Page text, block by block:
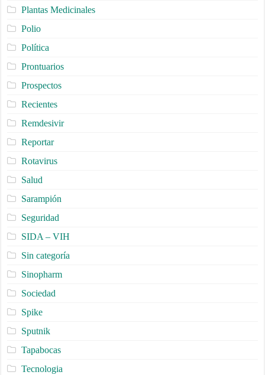
Plantas Medicinales
Polio
Política
Prontuarios
Prospectos
Recientes
Remdesivir
Reportar
Rotavirus
Salud
Sarampión
Seguridad
SIDA – VIH
Sin categoría
Sinopharm
Sociedad
Spike
Sputnik
Tapabocas
Tecnologia